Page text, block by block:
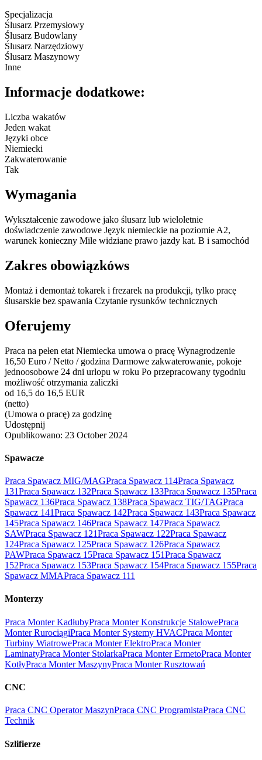
Specjalizacja
Ślusarz Przemysłowy
Ślusarz Budowlany
Ślusarz Narzędziowy
Ślusarz Maszynowy
Inne
Informacje dodatkowe:
Liczba wakatów
Jeden wakat
Języki obce
Niemiecki
Zakwaterowanie
Tak
Wymagania
Wykształcenie zawodowe jako ślusarz lub wieloletnie
doświadczenie zawodowe Język niemieckie na poziomie A2,
warunek konieczny Mile widziane prawo jazdy kat. B i samochód
Zakres obowiązkóws
Montaż i demontaż tokarek i frezarek na produkcji, tylko pracę
ślusarskie bez spawania Czytanie rysunków technicznych
Oferujemy
Praca na pełen etat Niemiecka umowa o pracę Wynagrodzenie
16,50 Euro / Netto / godzina Darmowe zakwaterowanie, pokoje
jednoosobowe 24 dni urlopu w roku Po przepracowany tygodniu
możliwość otrzymania zaliczki
od 16,5 do 16,5 EUR
(netto)
(Umowa o pracę) za godzinę
Udostępnij
Opublikowano: 23 October 2024
Spawacze
Praca Spawacz MIG/MAGPraca Spawacz 114Praca Spawacz
131Praca Spawacz 132Praca Spawacz 133Praca Spawacz 135Praca
Spawacz 136Praca Spawacz 138Praca Spawacz TIG/TAGPraca
Spawacz 141Praca Spawacz 142Praca Spawacz 143Praca Spawacz
145Praca Spawacz 146Praca Spawacz 147Praca Spawacz
SAWPraca Spawacz 121Praca Spawacz 122Praca Spawacz
124Praca Spawacz 125Praca Spawacz 126Praca Spawacz
PAWPraca Spawacz 15Praca Spawacz 151Praca Spawacz
152Praca Spawacz 153Praca Spawacz 154Praca Spawacz 155Praca
Spawacz MMAPraca Spawacz 111
Monterzy
Praca Monter KadłubyPraca Monter Konstrukcje StalowePraca
Monter RurociągiPraca Monter Systemy HVACPraca Monter
Turbiny WiatrowePraca Monter ElektroPraca Monter
LaminatyPraca Monter StolarkaPraca Monter ErmetoPraca Monter
KotłyPraca Monter MaszynyPraca Monter Rusztowań
CNC
Praca CNC Operator MaszynPraca CNC ProgramistaPraca CNC
Technik
Szlifierze